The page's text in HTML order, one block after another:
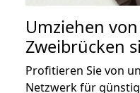
Umziehen von
Zweibrücken
Profitieren Sie von
Netzwerk für